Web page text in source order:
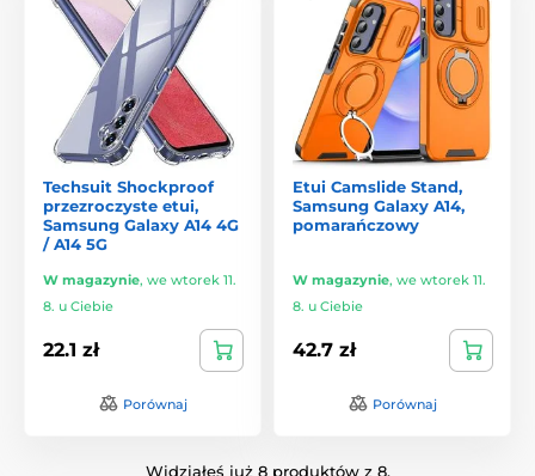
Techsuit Shockproof
przezroczyste etui,
Samsung Galaxy A14 4G
/ A14 5G
W magazynie, we wtorek 11.
8. u Ciebie
22.1 zł
Porównaj
Etui Camslide Stand,
Samsung Galaxy A14,
pomarańczowy
W magazynie, we wtorek 11.
8. u Ciebie
42.7 zł
Porównaj
Widziałeś już 8 produktów z 8.